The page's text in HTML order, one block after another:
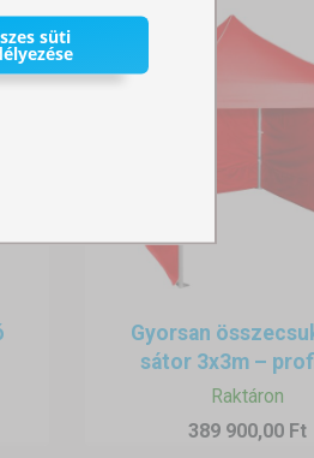
Gyorsan
sátor 3x3m –
Raktáron
389 900,00 Ft
süti